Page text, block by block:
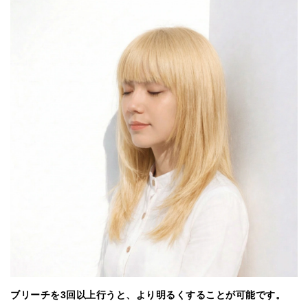
ブリーチを3回以上行うと、より明るくすることが可能です。